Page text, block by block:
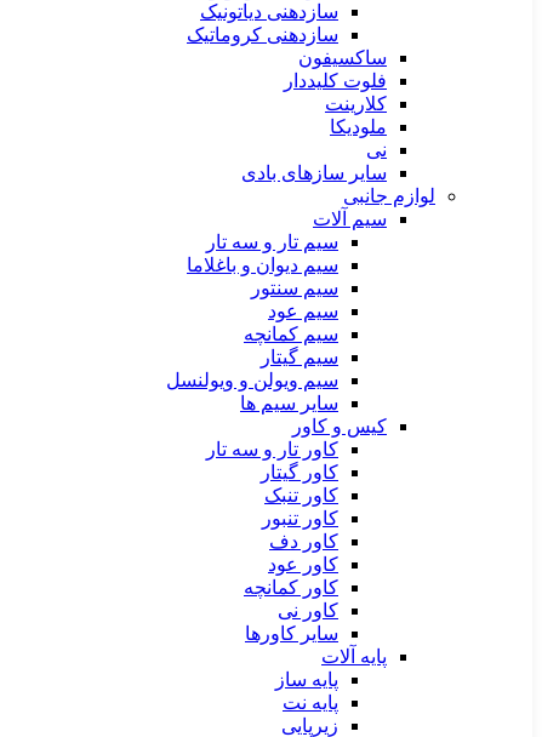
سازدهنی دیاتونیک
سازدهنی کروماتیک
ساکسیفون
فلوت کلیددار
کلارینت
ملودیکا
نی
سایر سازهای بادی
لوازم جانبی
سیم آلات
سیم تار و سه تار
سیم دیوان و باغلاما
سیم سنتور
سیم عود
سیم کمانچه
سیم گیتار
سیم ویولن و ویولنسل
سایر سیم ها
کیس و کاور
کاور تار و سه تار
کاور گیتار
کاور تنبک
کاور تنبور
کاور دف
کاور عود
کاور کمانچه
کاور نی
سایر کاورها
پایه آلات
پایه ساز
پایه نت
زیرپایی